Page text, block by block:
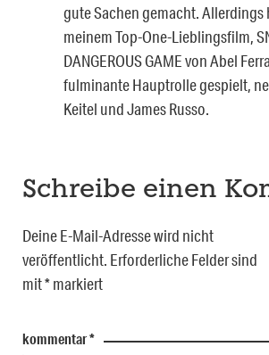
gute Sachen gemacht. Allerdings
meinem Top-One-Lieblingsfilm,
DANGEROUS GAME von Abel
fulminante Hauptrolle gespielt,
Keitel und James Russo.
Schreibe einen
Deine E-Mail-Adresse wird nicht
veröffentlicht. Erforderliche Felder sind
mit*markiert
kommentar*